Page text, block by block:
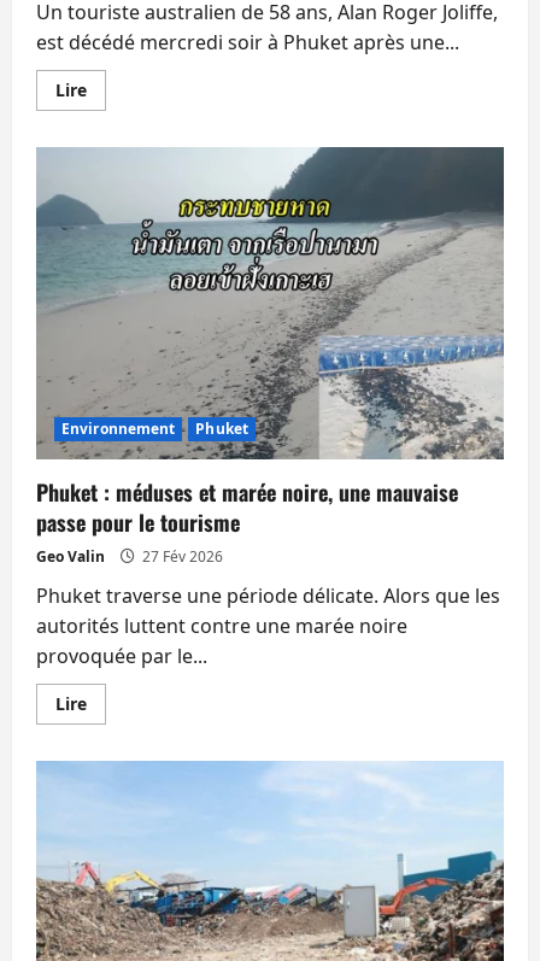
Un touriste australien de 58 ans, Alan Roger Joliffe,
est décédé mercredi soir à Phuket après une...
LireEn
savoir
un
Turc.
Délinquants
britanniques
arrêtés,
un
autre
Environnement Phuket
Phuket : méduses et marée noire, une mauvaise
passe pour le tourisme
Geo Valin 27 Fév 2026
Phuket traverse une période délicate. Alors que les
autorités luttent contre une marée noire
provoquée par le...
LireEn
savoir
noire,
une
mauvaise
passe
pour
le
tourisme